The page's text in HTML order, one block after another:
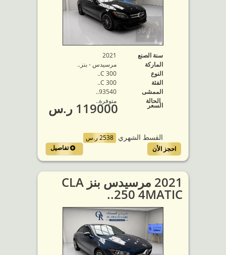
سنة الصنع
2021
الماركة
مرسيدس - بنز..
النوع
C 300..
الفئة
C 300..
الممشى
93540..
الحالة
متوفرة‬..
السعر 119000 ر.س
القسط الشهري 2538 ر.س
تفاصيل
احجز الأن
2021 مرسيدس بنز CLA
250 4MATIC..